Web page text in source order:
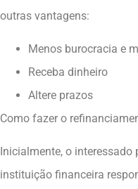
outras vantagens:
Menos burocracia e
Receba dinheiro
Altere prazos
Como fazer o
Inicialmente, o
instituição financeira